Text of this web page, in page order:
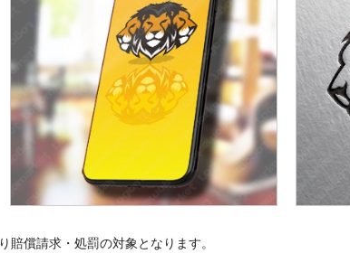
償請求・処罰の対象となります。